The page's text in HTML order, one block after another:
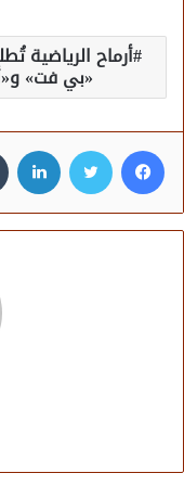
أرماح الرياضية
«بي فت»
فيسبوك تويتر